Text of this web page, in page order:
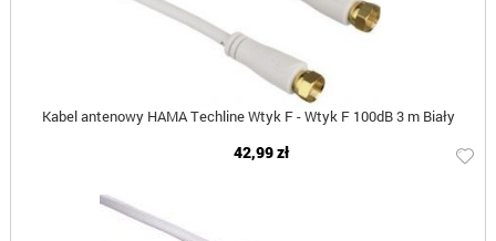
Kabel antenowy HAMA Techline Wtyk F - Wtyk F 100dB 3 m Biały
42,99 zł